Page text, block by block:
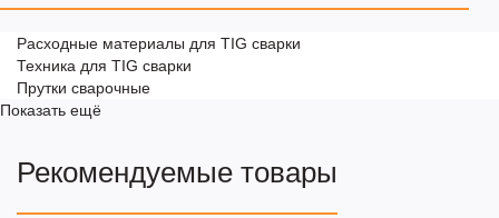
Расходные материалы для TIG сварки
Техника для TIG сварки
Прутки сварочные
Показать ещё
Рекомендуемые товары